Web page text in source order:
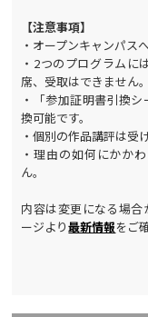
【注意事項】
・オープンキャンパス
・2つのプログラムに
席、受取はできません。
・「参加証明書引換
換可能です。
・個別の作品講評は受
・理由の如何にかか
ん。
内容は変更になる場
ージより最新情報をご